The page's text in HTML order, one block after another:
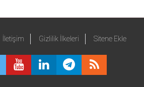
İletişim Gizlilik İlkeleri Sitene Ekle